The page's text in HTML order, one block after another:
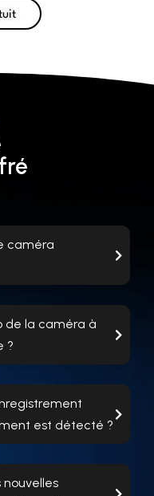
caméra
de la caméra à
?
est détecté ?